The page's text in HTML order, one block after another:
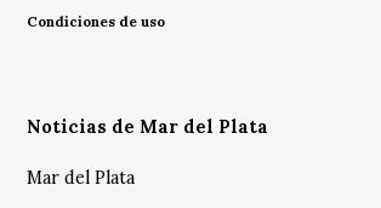
Condiciones de uso
Noticias de Mar del Plata
Mar del Plata